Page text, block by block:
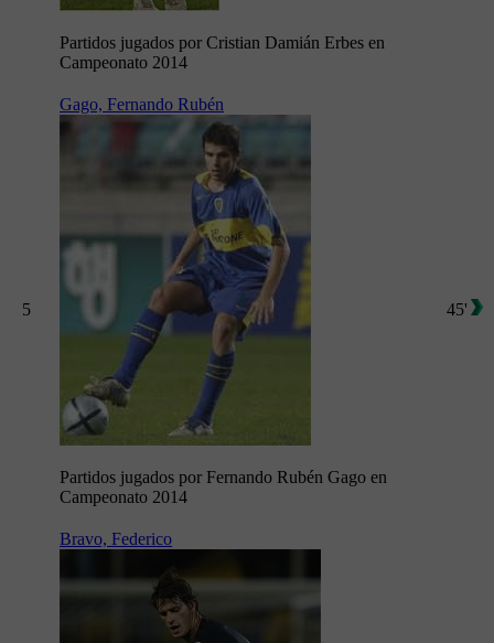
Partidos jugados por Cristian Damián Erbes en
Campeonato 2014
5
Gago, Fernando Rubén
Partidos jugados por Fernando Rubén Gago en
Campeonato 2014
45'
Bravo, Federico